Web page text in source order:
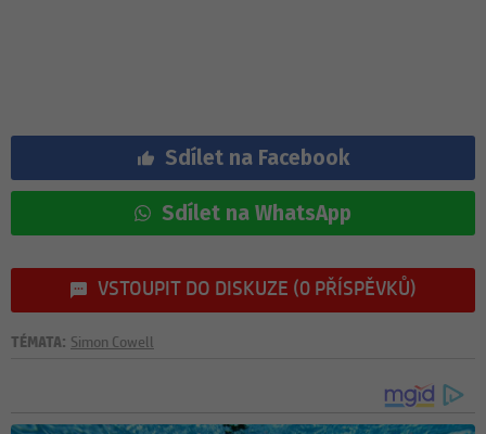
Sdílet na Facebook
Sdílet na WhatsApp
VSTOUPIT DO DISKUZE (0 PŘÍSPĚVKŮ)
TÉMATA: Simon Cowell